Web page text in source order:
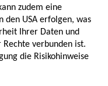
zudem eine
den USA erfolgen, was
Ihrer Daten und
verbunden ist.
die Risikohinweise